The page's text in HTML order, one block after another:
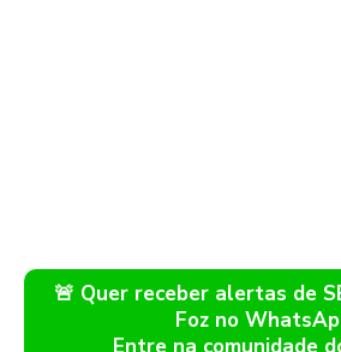
🚨 Quer receber alertas de
Foz no